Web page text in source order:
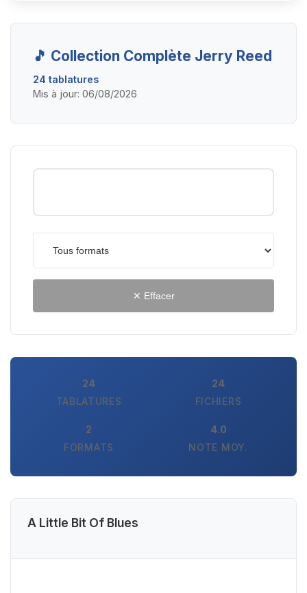
🎵 Collection Complète Jerry Reed
24 tablatures
Mis à jour: 06/08/2026
✕ Effacer
24
TABLATURES
24
FICHIERS
2
FORMATS
4.0
NOTE MOY.
A Little Bit Of Blues